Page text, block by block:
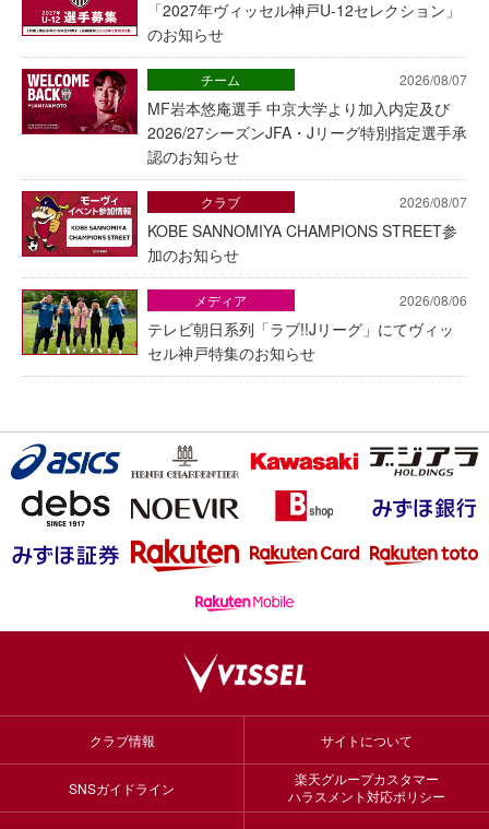
「2027年ヴィッセル神戸U-12セレクション」
のお知らせ
2026/08/07
MF岩本悠庵選手 中京大学より加入内定及び
2026/27シーズンJFA・Jリーグ特別指定選手承
認のお知らせ
チーム
2026/08/07
KOBE SANNOMIYA CHAMPIONS STREET参
加のお知らせ
クラブ
2026/08/06
テレビ朝日系列「ラブ!!Jリーグ」にてヴィッ
セル神戸特集のお知らせ
メディア
クラブ情報 サイトについて
SNSガイドライン
楽天グループカスタマー
ハラスメント対応ポリシー